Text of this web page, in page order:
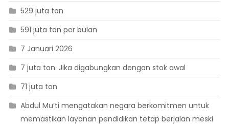
529 juta ton
591 juta ton per bulan
7 Januari 2026
7 juta ton. Jika digabungkan dengan stok awal
71 juta ton
Abdul Mu’ti mengatakan negara berkomitmen untuk
memastikan layanan pendidikan tetap berjalan meski